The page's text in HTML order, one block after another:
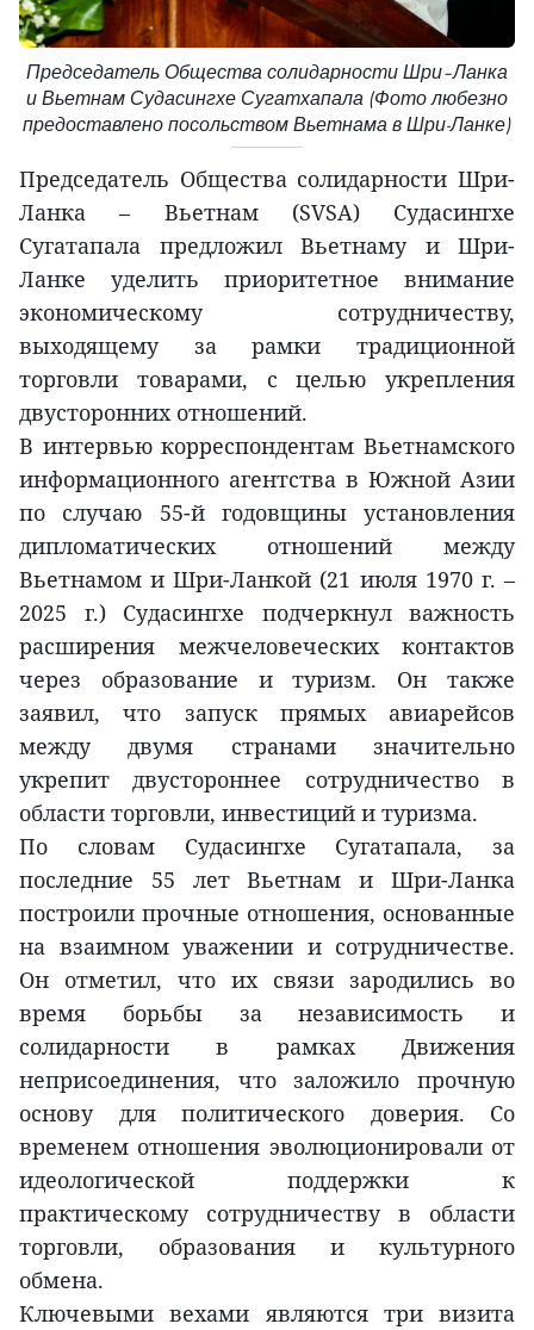
Председатель Общества солидарности Шри–Ланка
и Вьетнам Судасингхе Сугатхапала (Фото любезно
предоставлено посольством Вьетнама в Шри-Ланке)
Председатель Общества солидарности Шри-
Ланка – Вьетнам (SVSA) Судасингхе
Сугатапала предложил Вьетнаму и Шри-
Ланке уделить приоритетное внимание
экономическому сотрудничеству,
выходящему за рамки традиционной
торговли товарами, с целью укрепления
двусторонних отношений.
В интервью корреспондентам Вьетнамского
информационного агентства в Южной Азии
по случаю 55-й годовщины установления
дипломатических отношений между
Вьетнамом и Шри-Ланкой (21 июля 1970 г. –
2025 г.) Судасингхе подчеркнул важность
расширения межчеловеческих контактов
через образование и туризм. Он также
заявил, что запуск прямых авиарейсов
между двумя странами значительно
укрепит двустороннее сотрудничество в
области торговли, инвестиций и туризма.
По словам Судасингхе Сугатапала, за
последние 55 лет Вьетнам и Шри-Ланка
построили прочные отношения, основанные
на взаимном уважении и сотрудничестве.
Он отметил, что их связи зародились во
время борьбы за независимость и
солидарности в рамках Движения
неприсоединения, что заложило прочную
основу для политического доверия. Со
временем отношения эволюционировали от
идеологической поддержки к
практическому сотрудничеству в области
торговли, образования и культурного
обмена.
Ключевыми вехами являются три визита